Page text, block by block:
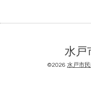
水戸
©2026 水戸市